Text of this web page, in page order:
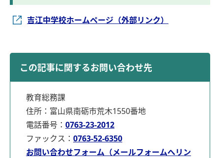
吉江中学校ホームページ（外部リンク）
この記事に関するお問い合わせ先
教育総務課
住所：富山県南砺市荒木1550番地
電話番号： 0763-23-2012
ファックス： 0763-52-6350
お問い合わせフォーム（メールフォームへリン